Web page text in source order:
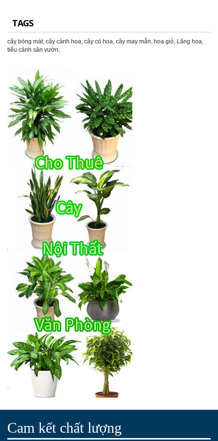
TAGS
cây bóng mát, cây cảnh hoa cây có hoa cây may mắn hoa giỏ Lãng hoa
tiểu cảnh sân vườn
Cam kết chất lượng